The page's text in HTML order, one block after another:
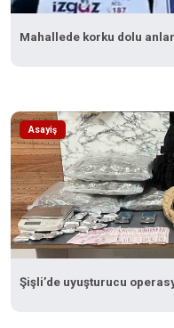
Mahallede korku dolu
Asayiş
Şişli’de uyuşturucu